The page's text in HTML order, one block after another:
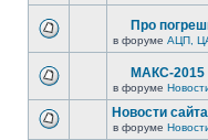
Про
в форуме АЦП,
МАКС-2015
в форуме
Новости сайта
в форуме